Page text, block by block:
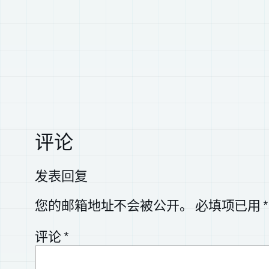
评论
发表回复
您的邮箱地址不会被公开。
必填项已用*
评论*